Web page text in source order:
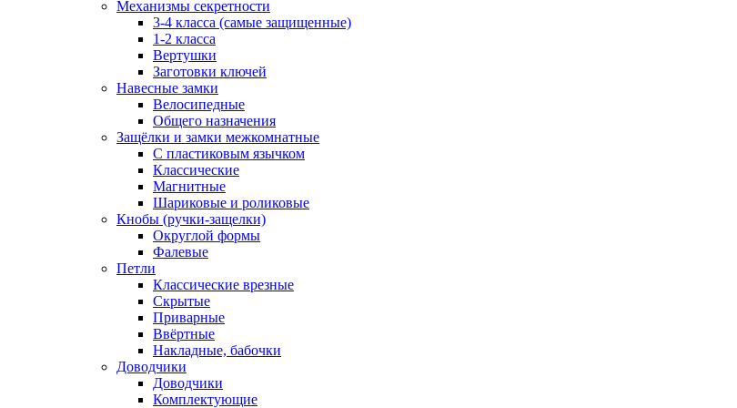
Механизмы секретности
3-4 класса (самые защищенные)
1-2 класса
Вертушки
Заготовки ключей
Навесные замки
Велосипедные
Общего назначения
Защёлки и замки межкомнатные
С пластиковым язычком
Классические
Магнитные
Шариковые и роликовые
Кнобы (ручки-защелки)
Округлой формы
Фалевые
Петли
Классические врезные
Скрытые
Приварные
Ввёртные
Накладные, бабочки
Доводчики
Доводчики
Комплектующие